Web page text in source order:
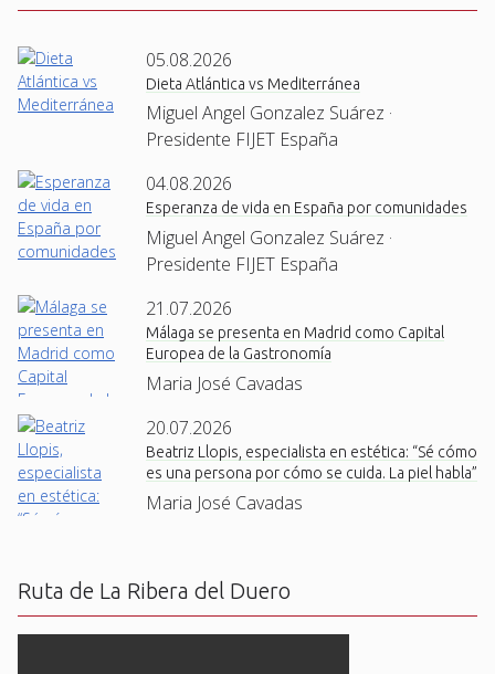
05.08.2026
Dieta Atlántica vs Mediterránea
Miguel Angel Gonzalez Suárez ·
Presidente FIJET España
04.08.2026
Esperanza de vida en España por comunidades
Miguel Angel Gonzalez Suárez ·
Presidente FIJET España
21.07.2026
Málaga se presenta en Madrid como Capital
Europea de la Gastronomía
Maria José Cavadas
20.07.2026
Beatriz Llopis, especialista en estética: “Sé cómo
es una persona por cómo se cuida. La piel habla”
Maria José Cavadas
Ruta de La Ribera del Duero